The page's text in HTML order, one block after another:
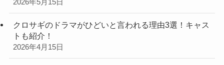
2026年5月15日
クロサギのドラマがひどいと言われる理由3選！キャス
トも紹介！
2026年4月15日